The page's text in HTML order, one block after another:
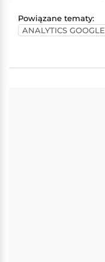
Powiązane tematy:
ANALYTICS GOOGLE